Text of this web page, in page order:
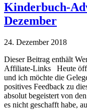
Kinderbuch-
Dezember
24. Dezember 2018
Dieser Beitrag enthält
Affiliate-Links Heute
und ich möchte die
positives Feedback zu
absolut begeistert von
es nicht geschafft habe,